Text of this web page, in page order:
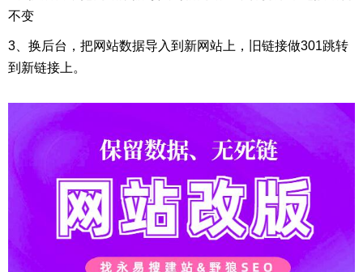
不变
3、换后台，把网站数据导入到新网站上，旧链接做301跳转
到新链接上。